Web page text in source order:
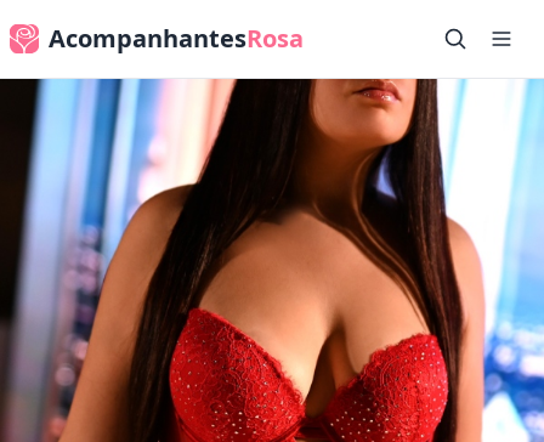
AcompanhantesRosa